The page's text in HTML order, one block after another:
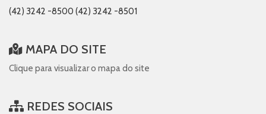
(42) 3242 -8500 (42) 3242 -8501
MAPA DO SITE
Clique para visualizar o mapa do site
REDES SOCIAIS